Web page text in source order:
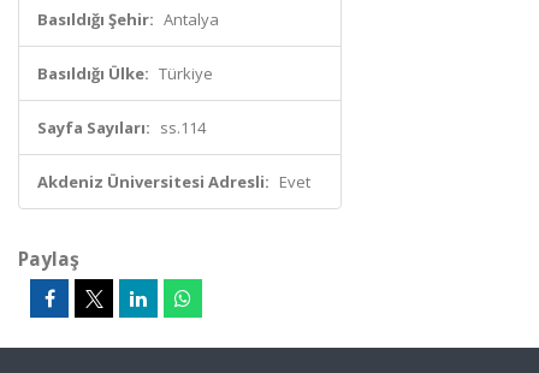
Basıldığı Şehir: Antalya
Basıldığı Ülke: Türkiye
Sayfa Sayıları: ss.114
Akdeniz Üniversitesi Adresli: Evet
Paylaş